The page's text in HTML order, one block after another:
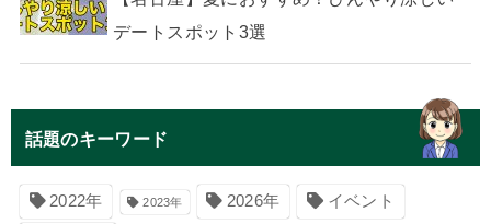
デートスポット3選
話題のキーワード
2022年 2023年 2026年 イベント